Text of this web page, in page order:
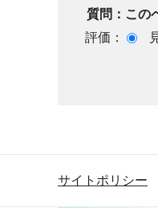
質問：この
評価：
サイトポリシー